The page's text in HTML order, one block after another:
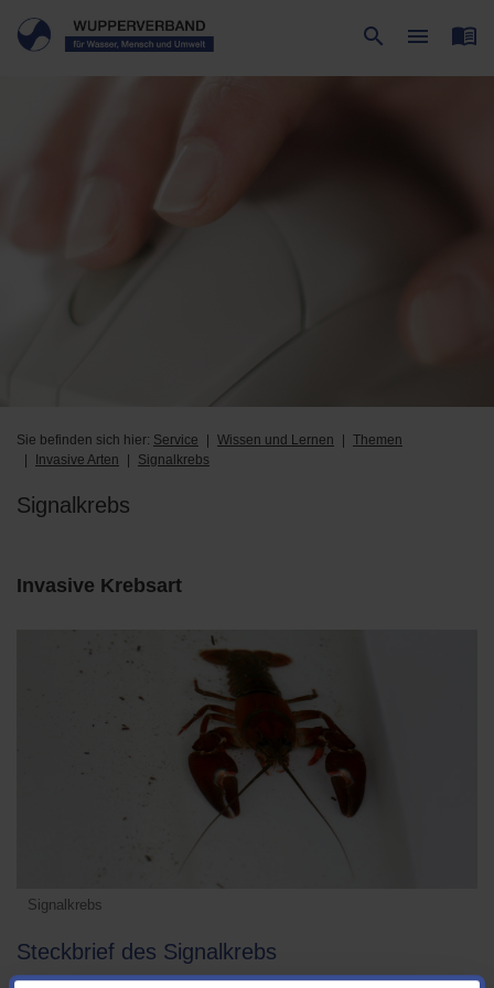
menu_book
search
Suche
menu
Menü
Sie befinden sich hier: Service Wissen und Lernen
Themen
Invasive Arten
Signalkrebs
Signalkrebs
Invasive Krebsart
Signalkrebs
Steckbrief des Signalkrebs